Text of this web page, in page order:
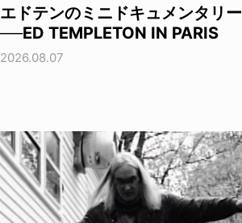
エドテンのミニドキュメンタリー
──ED TEMPLETON IN PARIS
2026.08.07